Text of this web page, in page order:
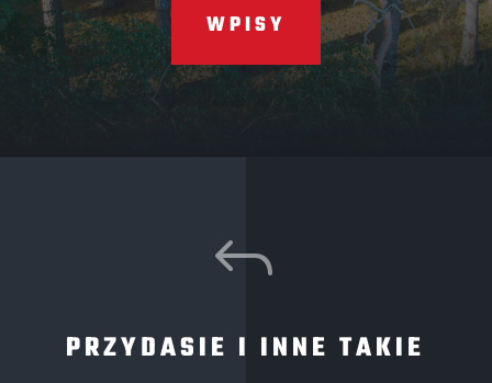
WPISY
J
PRZYDASIE I INNE TAKIE